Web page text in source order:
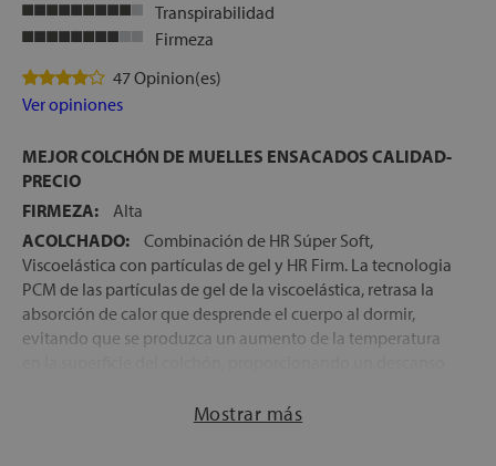
Transpirabilidad
Firmeza
47 Opinion(es)
Ver opiniones
MEJOR COLCHÓN DE MUELLES ENSACADOS CALIDAD-
PRECIO
FIRMEZA:
Alta
ACOLCHADO:
Combinación de HR Súper Soft,
Viscoelástica con partículas de gel y HR Firm. La tecnologia
PCM de las partículas de gel de la viscoelástica, retrasa la
absorción de calor que desprende el cuerpo al dormir,
evitando que se produzca un aumento de la temperatura
Mostrar más